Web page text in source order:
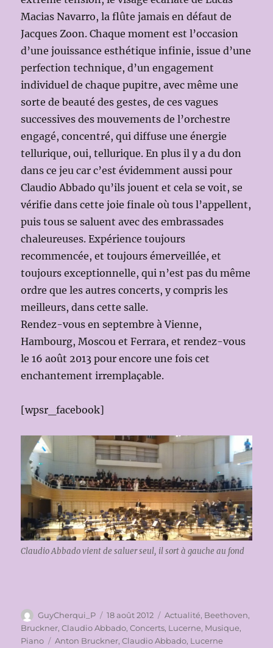
Macias Navarro, la flûte jamais en défaut de
Jacques Zoon. Chaque moment est l’occasion
d’une jouissance esthétique infinie, issue d’une
perfection technique, d’un engagement
individuel de chaque pupitre, avec même une
sorte de beauté des gestes, de ces vagues
successives des mouvements de l’orchestre
engagé, concentré, qui diffuse une énergie
tellurique, oui, tellurique. En plus il y a du don
dans ce jeu car c’est évidemment aussi pour
Claudio Abbado qu’ils jouent et cela se voit, se
vérifie dans cette joie finale où tous l’appellent,
puis tous se saluent avec des embrassades
chaleureuses. Expérience toujours
recommencée, et toujours émerveillée, et
toujours exceptionnelle, qui n’est pas du même
ordre que les autres concerts, y compris les
meilleurs, dans cette salle.
Rendez-vous en septembre à Vienne,
Hambourg, Moscou et Ferrara, et rendez-vous
le 16 août 2013 pour encore une fois cet
enchantement irremplaçable.
[wpsr_facebook]
Claudio Abbado vient de saluer seul, il sort à gauche au fond
Auteur
GuyCherqui_P
Publié
le
18 août 2012 Catégories
Actualité, Beethoven,
Bruckner,Claudio Abbado,Concerts, Lucerne, Musique,
Piano
Étiquettes
Anton Bruckner,Claudio Abbado, Lucerne